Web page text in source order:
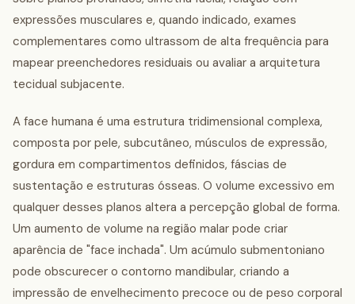
expressões musculares e, quando indicado, exames
complementares como ultrassom de alta frequência para
mapear preenchedores residuais ou avaliar a arquitetura
tecidual subjacente.
A face humana é uma estrutura tridimensional complexa,
composta por pele, subcutâneo, músculos de expressão,
gordura em compartimentos definidos, fáscias de
sustentação e estruturas ósseas. O volume excessivo em
qualquer desses planos altera a percepção global de forma.
Um aumento de volume na região malar pode criar
aparência de "face inchada". Um acúmulo submentoniano
pode obscurecer o contorno mandibular, criando a
impressão de envelhecimento precoce ou de peso corporal